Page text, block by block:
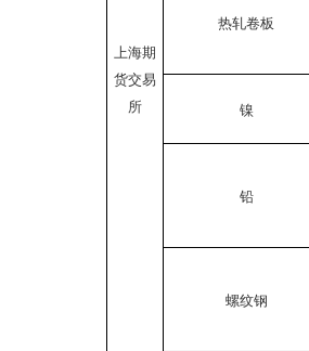
上海期
货交易
所
热轧卷板
镍
铅
螺纹钢